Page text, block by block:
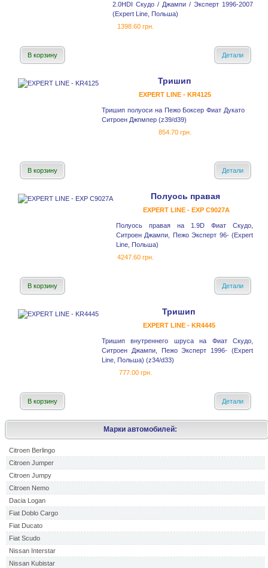
Марки автомобилей:
Citroen Berlingo
Citroen Jumper
Citroen Jumpy
Citroen Nemo
Dacia Logan
Fiat Doblo Cargo
Fiat Ducato
Fiat Scudo
Nissan Interstar
Nissan Kubistar
2.0HDI Скудо / Джампи / Эксперт 1996-2007
(Expert Line, Польша)
1398.60 грн.
В корзину Детали
Тришип
EXPERT LINE - KR4125
Тришип полуоси на Пежо Боксер Фиат Дукато
Ситроен Джпмпер (z39/d39)
854.70 грн.
В корзину Детали
Полуось правая
EXPERT LINE - EXP C9027A
Полуось правая на 1.9D Фиат Скудо,
Ситроен Джампи, Пежо Эксперт 96- (Expert
Line, Польша)
4247.60 грн.
В корзину Детали
Тришип
EXPERT LINE - KR4445
Тришип внутреннего шруса на Фиат Скудо,
Ситроен Джампи, Пежо Эксперт 1996- (Expert
Line, Польша) (z34/d33)
777.00 грн.
В корзину Детали